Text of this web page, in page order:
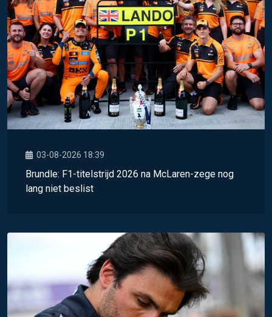
03-08-2026 18:39
Brundle: F1-titelstrijd 2026 na McLaren-zege nog
lang niet beslist